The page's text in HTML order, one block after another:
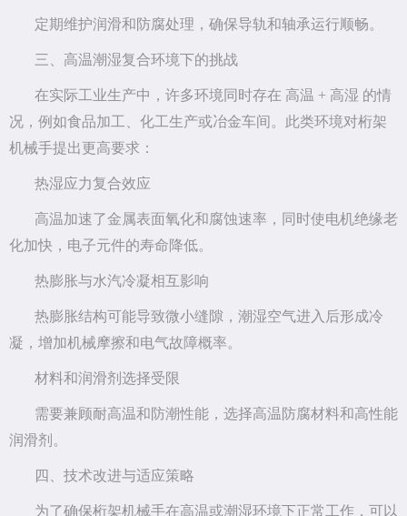
定期维护润滑和防腐处理，确保导轨和轴承运行顺畅。
三、高温潮湿复合环境下的挑战
在实际工业生产中，许多环境同时存在 高温 + 高湿 的情
况，例如食品加工、化工生产或冶金车间。此类环境对桁架
机械手提出更高要求：
热湿应力复合效应
高温加速了金属表面氧化和腐蚀速率，同时使电机绝缘老
化加快，电子元件的寿命降低。
热膨胀与水汽冷凝相互影响
热膨胀结构可能导致微小缝隙，潮湿空气进入后形成冷
凝，增加机械摩擦和电气故障概率。
材料和润滑剂选择受限
需要兼顾耐高温和防潮性能，选择高温防腐材料和高性能
润滑剂。
四、技术改进与适应策略
为了确保桁架机械手在高温或潮湿环境下正常工作，可以